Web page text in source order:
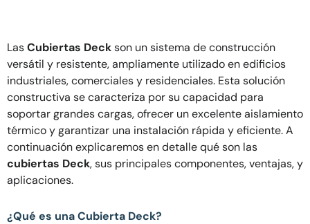
LasCubiertas Deckson un sistema de construcción
versátil y resistente, ampliamente utilizado en edificios
industriales, comerciales y residenciales. Esta solución
constructiva se caracteriza por su capacidad para
soportar grandes cargas, ofrecer un excelente aislamiento
térmico y garantizar una instalación rápida y eficiente. A
continuación explicaremos en detalle qué son las
cubiertas Deck, sus principales componentes, ventajas, y
aplicaciones.
¿Qué es una Cubierta Deck?